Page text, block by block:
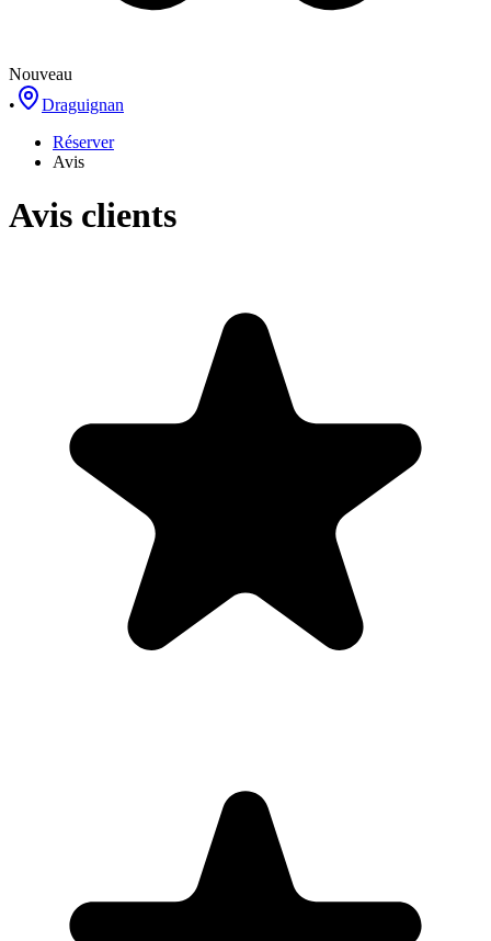
Nouveau
•
Draguignan
Réserver
Avis
Avis clients